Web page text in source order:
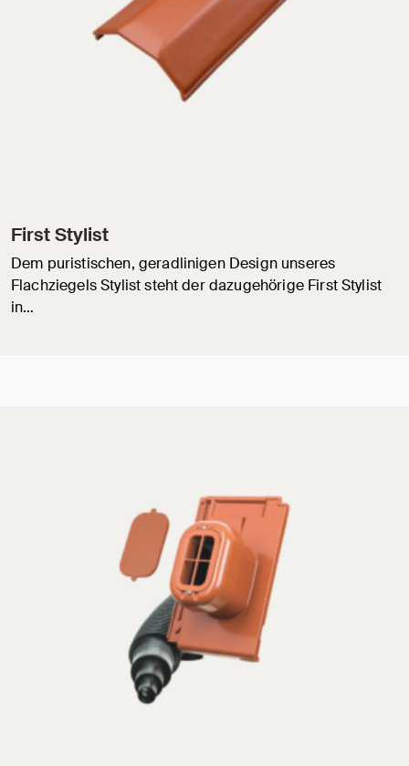
First Stylist
Dem puristischen, geradlinigen Design unseres
Flachziegels Stylist steht der dazugehörige First Stylist
in…